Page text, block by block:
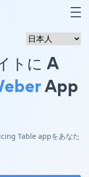
トに A
App
Table appをあなた